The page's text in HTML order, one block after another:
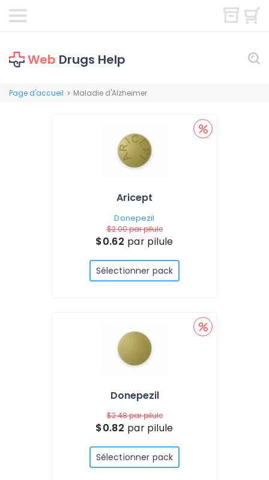
Web Drugs Help
Page d'accueil > Maladie d'Alzheimer
Aricept
Donepezil
$2.00par pilule
$0.62 par pilule
Sélectionner pack
Donepezil
$2.48par pilule
$0.82 par pilule
Sélectionner pack